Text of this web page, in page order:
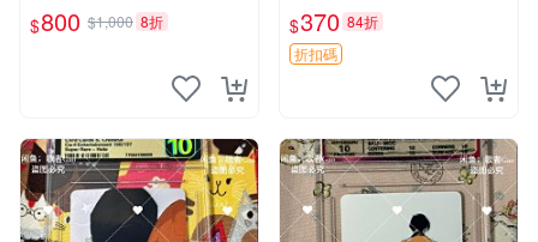
$800 $1,000 8折
帳面收藏推薦 妖精的尾巴 艾
露莎 金簽 魔法卡牌 收藏卡
$370 84折
折扣碼